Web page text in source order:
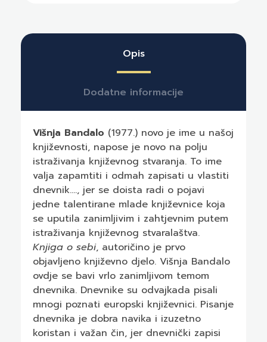
Opis
Dodatne informacije
Višnja Bandalo (1977.) novo je ime u našoj
književnosti, napose je novo na polju
istraživanja književnog stvaranja. To ime
valja zapamtiti i odmah zapisati u vlastiti
dnevnik…., jer se doista radi o pojavi
jedne talentirane mlade književnice koja
se uputila zanimljivim i zahtjevnim putem
istraživanja književnog stvaralaštva.
Knjiga o sebi, autoričino je prvo
objavljeno književno djelo. Višnja Bandalo
ovdje se bavi vrlo zanimljivom temom
dnevnika. Dnevnike su odvajkada pisali
mnogi poznati europski književnici. Pisanje
dnevnika je dobra navika i izuzetno
koristan i važan čin, jer dnevnički zapisi